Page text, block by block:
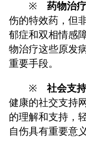
※药物治疗
伤的特效药，但
郁症和双相情感
物治疗这些原发
重要手段。
※社会支
健康的社交支持
的理解和支持，
自伤具有重要意义